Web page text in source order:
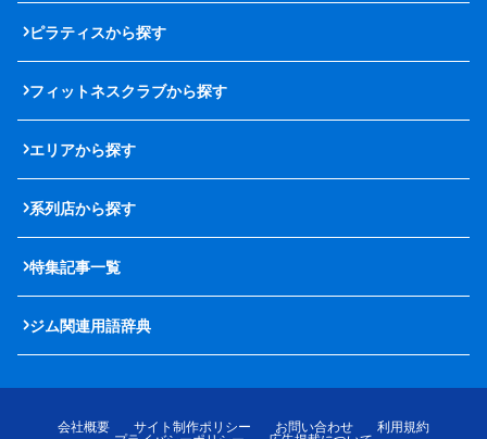
ピラティスから探す
フィットネスクラブから探す
エリアから探す
系列店から探す
特集記事一覧
ジム関連用語辞典
会社概要 サイト制作ポリシー お問い合わせ
利用規約